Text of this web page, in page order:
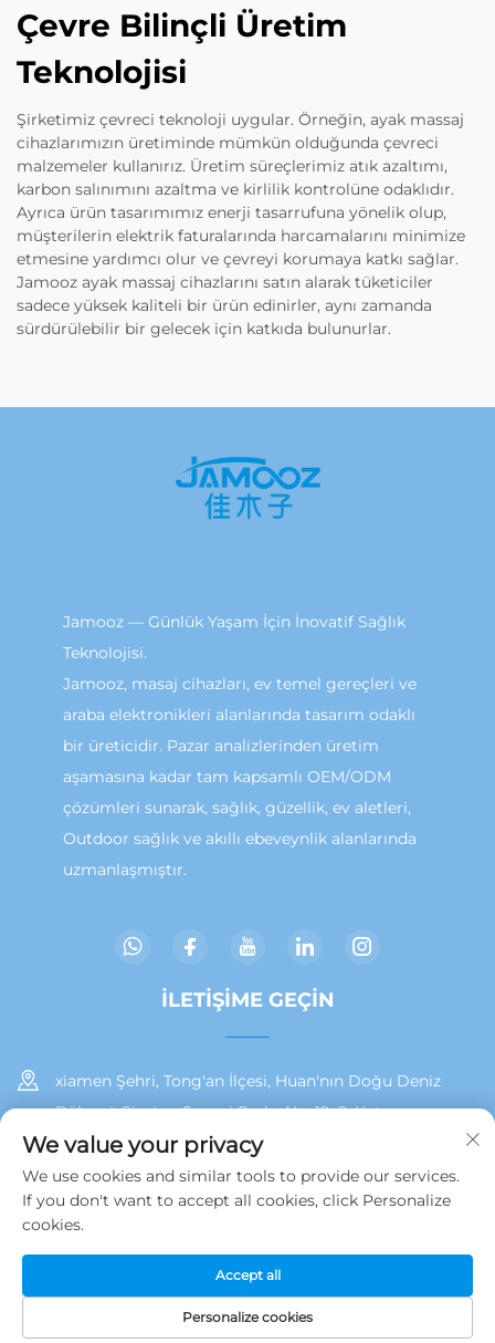
Çevre Bilinçli Üretim
Teknolojisi
Şirketimiz çevreci teknoloji uygular. Örneğin, ayak massaj
cihazlarımızın üretiminde mümkün olduğunda çevreci
malzemeler kullanırız. Üretim süreçlerimiz atık azaltımı,
karbon salınımını azaltma ve kirlilik kontrolüne odaklıdır.
Ayrıca ürün tasarımımız enerji tasarrufuna yönelik olup,
müşterilerin elektrik faturalarında harcamalarını minimize
etmesine yardımcı olur ve çevreyi korumaya katkı sağlar.
Jamooz ayak massaj cihazlarını satın alarak tüketiciler
sadece yüksek kaliteli bir ürün edinirler, aynı zamanda
sürdürülebilir bir gelecek için katkıda bulunurlar.
Jamooz — Günlük Yaşam İçin İnovatif Sağlık
Teknolojisi.
Jamooz, masaj cihazları, ev temel gereçleri ve
araba elektronikleri alanlarında tasarım odaklı
bir üreticidir. Pazar analizlerinden üretim
aşamasına kadar tam kapsamlı OEM/ODM
çözümleri sunarak, sağlık, güzellik, ev aletleri,
Outdoor sağlık ve akıllı ebeveynlik alanlarında
uzmanlaşmıştır.
İLETIŞIME GEÇIN
xiamen Şehri, Tong'an İlçesi, Huan'nın Doğu Deniz
Bölgesi, Siming Sanayi Parkı, No. 19, 2. Kat
+86 13215929911
[email protected]
Telif hakkı © 2025 Jamooz (Xiamen) Technology Co., Ltd.
tarafından sahiplenilmiştir. Gizlilik Politikası
We value your privacy
We use cookies and similar tools to provide our services.
If you don't want to accept all cookies, click Personalize
cookies.
Personalize cookies
Accept all